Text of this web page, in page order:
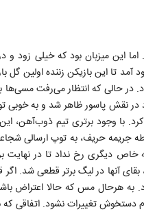
این میزبان بود که خیلی زود و
تا این بازیکن زننده اولین
در حالی که انتظار می‌رفت
در نقش پاسور ظاهر شد و به خوبی
با وجود برتری تیم ذوب‌آهن،
جریمه حریف، به توپ ارسالی
خاص دیگری رخ نداد تا در
آنها در لیگ برتر قطعی شد. اگر
هرحال مس که حالا اعتراض
تغییرات نشود. اتفاقی که